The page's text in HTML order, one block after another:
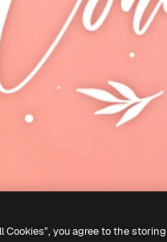
Cookies”, you agree to the